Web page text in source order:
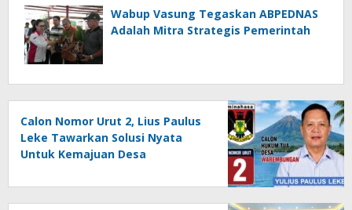
Wabup Vasung Tegaskan ABPEDNAS
Adalah Mitra Strategis Pemerintah
Calon Nomor Urut 2, Lius Paulus
Leke Tawarkan Solusi Nyata
Untuk Kemajuan Desa